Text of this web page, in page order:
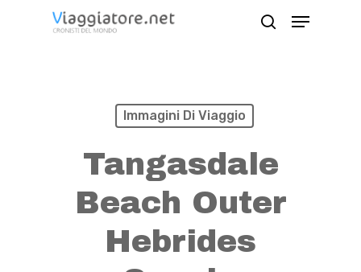
Menu
Immagini Di Viaggio
Tangasdale
Beach Outer
Hebrides